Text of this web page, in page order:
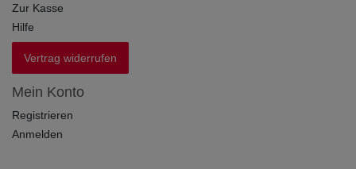
Zur Kasse
Hilfe
Vertrag widerrufen
Mein Konto
Registrieren
Anmelden